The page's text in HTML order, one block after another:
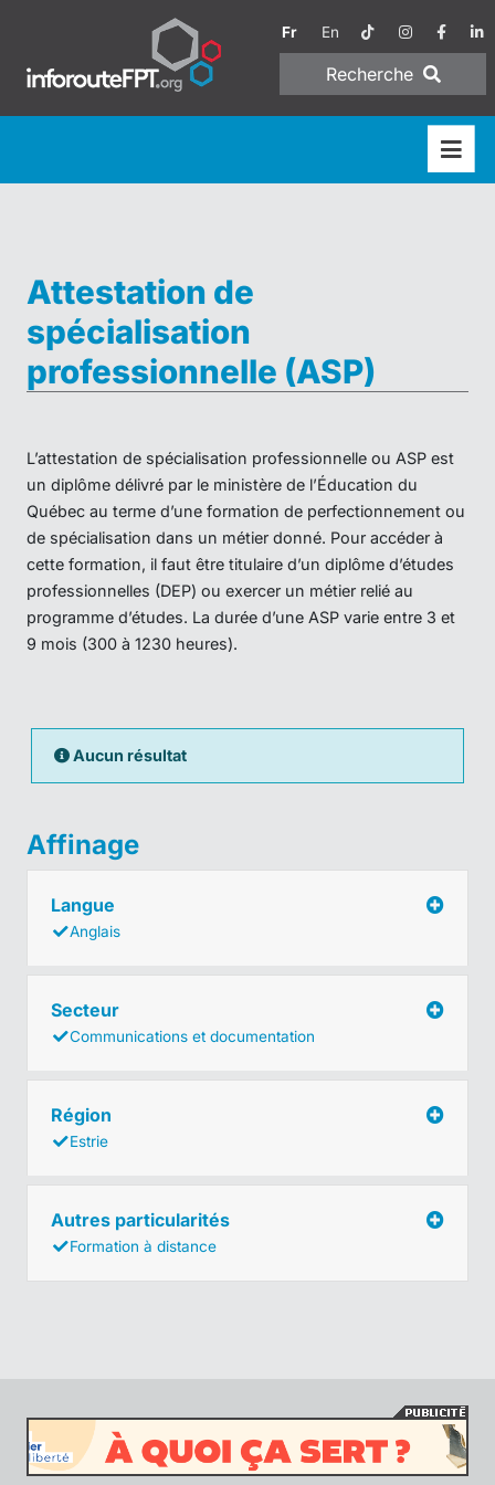
Fr En
Recherche
Attestation de
spécialisation
professionnelle (ASP)
L’attestation de spécialisation professionnelle ou ASP est
un diplôme délivré par le ministère de l’Éducation du
Québec au terme d’une formation de perfectionnement ou
de spécialisation dans un métier donné. Pour accéder à
cette formation, il faut être titulaire d’un diplôme d’études
professionnelles (DEP) ou exercer un métier relié au
programme d’études. La durée d’une ASP varie entre 3 et
9 mois (300 à 1230 heures).
Aucun résultat
Affinage
Langue
Anglais
Secteur
Communications et documentation
Région
Estrie
Autres particularités
Formation à distance